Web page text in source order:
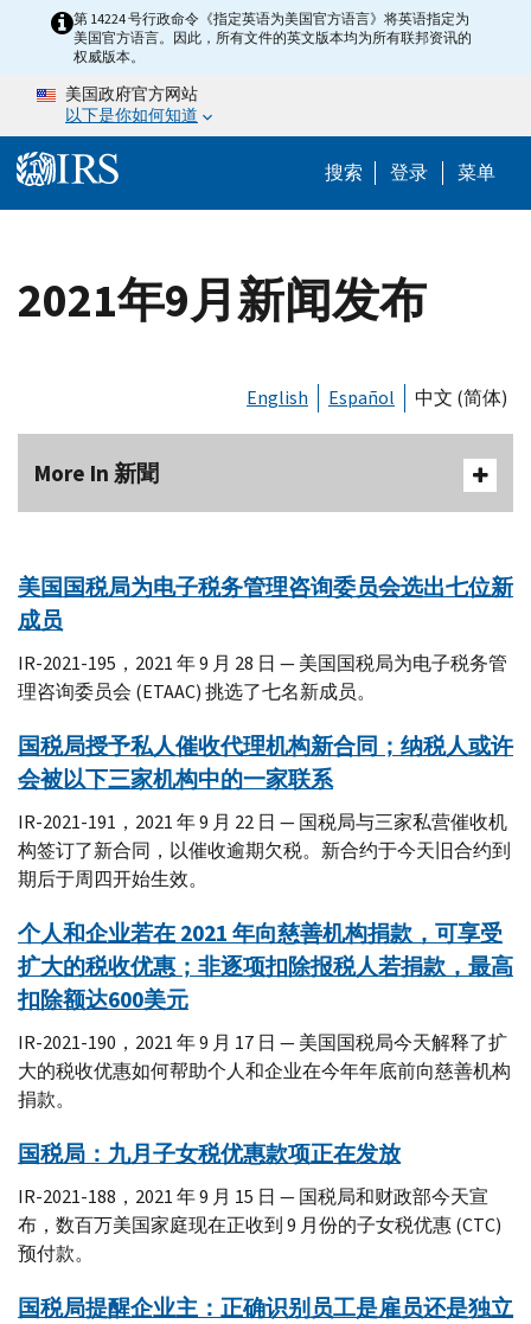
Skip to main content
第 14224 号行政命令《指定英语为美国官方语言》将英语指定为
美国官方语言。因此，所有文件的英文版本均为所有联邦资讯的
权威版本。
美国政府官方网站
以下是你如何知道
搜索 Help
登录 菜单
2021年9月新闻发布
English Español 中文 (简体)
More In 新聞
美国国税局为电子税务管理咨询委员会选出七位新
成员
IR-2021-195，2021 年 9 月 28 日 — 美国国税局为电子税务管
理咨询委员会 (ETAAC) 挑选了七名新成员。
国税局授予私人催收代理机构新合同；纳税人或许
会被以下三家机构中的一家联系
IR-2021-191，2021 年 9 月 22 日 — 国税局与三家私营催收机
构签订了新合同，以催收逾期欠税。新合约于今天旧合约到
期后于周四开始生效。
个人和企业若在 2021 年向慈善机构捐款，可享受
扩大的税收优惠；非逐项扣除报税人若捐款，最高
扣除额达600美元
IR-2021-190，2021 年 9 月 17 日 — 美国国税局今天解释了扩
大的税收优惠如何帮助个人和企业在今年年底前向慈善机构
捐款。
国税局：九月子女税优惠款项正在发放
IR-2021-188，2021 年 9 月 15 日 — 国税局和财政部今天宣
布，数百万美国家庭现在正收到 9 月份的子女税优惠 (CTC)
预付款。
国税局提醒企业主：正确识别员工是雇员还是独立